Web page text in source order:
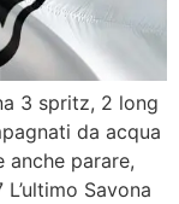
3 spritz, 2 long
da acqua
parare,
Savona